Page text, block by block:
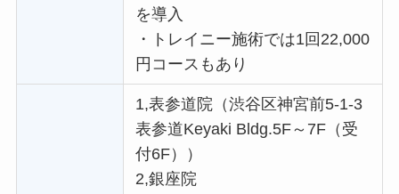
を導入
・
トレイニー施術では1回22,000
円コースもあり
1,表参道院（渋谷区神宮前5-1-3
表参道Keyaki Bldg.5F～7F（受
付6F））
2,銀座院